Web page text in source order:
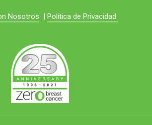
Nosotros | Política de Privacidad